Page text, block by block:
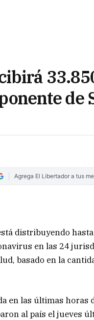
de
Agrega El Libertador a tus
distribuyendo
en las 24
basado en la
en las últimas horas
al país el jueves